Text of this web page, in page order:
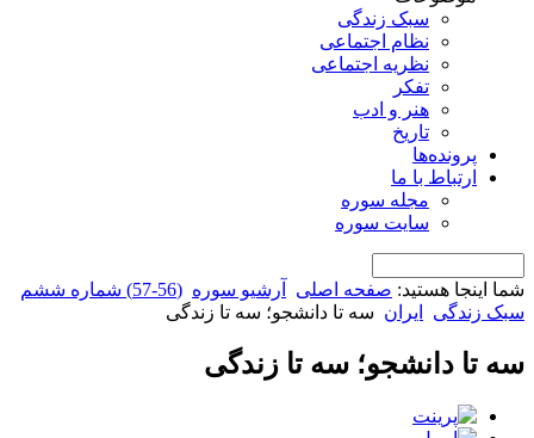
سبک زندگی
نظام اجتماعی
نظریه اجتماعی
تفکر
هنر و ادب
تاریخ
پرونده‌ها
ارتباط با ما
مجله سوره
سایت سوره
شما اینجا هستید: صفحه اصلی آرشیو سوره (56-57) شماره ششم
سبک زندگی
ایران سه تا دانشجو؛ سه تا زندگی
سه تا دانشجو؛ سه تا زندگی